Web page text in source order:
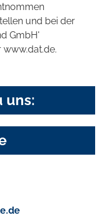
und bei der
GmbH'
uns: